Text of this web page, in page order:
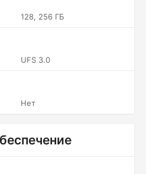
128, 256 ГБ
UFS 3.0
Нет